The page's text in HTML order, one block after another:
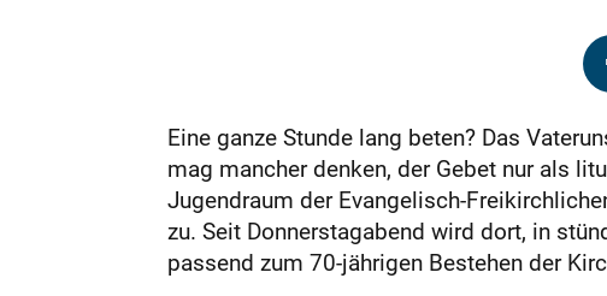
Eine ganze Stunde lang beten? Das
mag mancher denken, der Gebet nur als
Jugendraum der Evangelisch-
zu. Seit Donnerstag­abend wird dort, in
passend zum 70-jährigen Bestehen der